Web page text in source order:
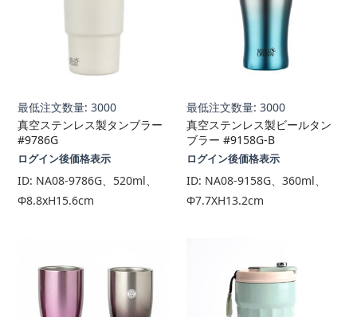
最低注文数量: 3000
真空ステンレス製タンブラー
#9786G
ログイン後価格表示
ID: NA08-9786G、520ml、
Φ8.8xH15.6cm
最低注文数量: 3000
真空ステンレス製ビールタン
ブラー #9158G-B
ログイン後価格表示
ID: NA08-9158G、360ml、
Φ7.7XH13.2cm